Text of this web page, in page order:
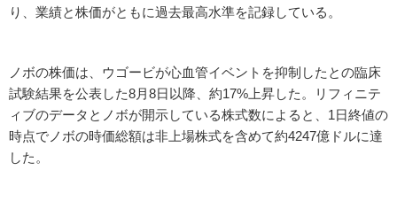
り、業績と株価がともに過去最高水準を記録している。
ノボの株価は、ウゴービが心血管イベントを抑制したとの臨床
試験結果を公表した8月8日以降、約17%上昇した。リフィニテ
ィブのデータとノボが開示している株式数によると、1日終値の
時点でノボの時価総額は非上場株式を含めて約4247億ドルに達
した。